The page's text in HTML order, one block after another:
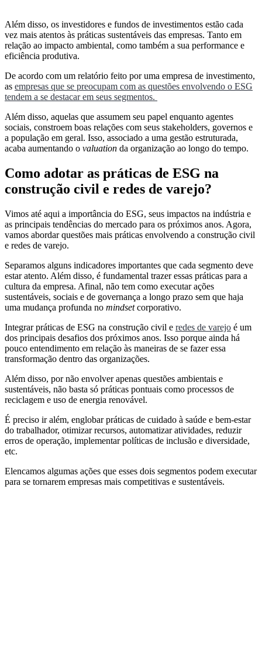
Além disso, os investidores e fundos de investimentos estão cada
vez mais atentos às práticas sustentáveis das empresas. Tanto em
relação ao impacto ambiental, como também a sua performance e
eficiência produtiva.
De acordo com um relatório feito por uma empresa de investimento,
as empresas que se preocupam com as questões envolvendo o ESG
tendem a se destacar em seus segmentos.
Além disso, aquelas que assumem seu papel enquanto agentes
sociais, constroem boas relações com seus stakeholders, governos e
a população em geral. Isso, associado a uma gestão estruturada,
acaba aumentando o valuation da organização ao longo do tempo.
Como adotar as práticas de ESG na
construção civil e redes de varejo?
Vimos até aqui a importância do ESG, seus impactos na indústria e
as principais tendências do mercado para os próximos anos. Agora,
vamos abordar questões mais práticas envolvendo a construção civil
e redes de varejo.
Separamos alguns indicadores importantes que cada segmento deve
estar atento. Além disso, é fundamental trazer essas práticas para a
cultura da empresa. Afinal, não tem como executar ações
sustentáveis, sociais e de governança a longo prazo sem que haja
uma mudança profunda no mindsetcorporativo.
Integrar práticas de ESG na construção civil e redes de varejo é um
dos principais desafios dos próximos anos. Isso porque ainda há
pouco entendimento em relação às maneiras de se fazer essa
transformação dentro das organizações.
Além disso, por não envolver apenas questões ambientais e
sustentáveis, não basta só práticas pontuais como processos de
reciclagem e uso de energia renovável.
É preciso ir além, englobar práticas de cuidado à saúde e bem-estar
do trabalhador, otimizar recursos, automatizar atividades, reduzir
erros de operação, implementar políticas de inclusão e diversidade,
etc.
Elencamos algumas ações que esses dois segmentos podem executar
para se tornarem empresas mais competitivas e sustentáveis.